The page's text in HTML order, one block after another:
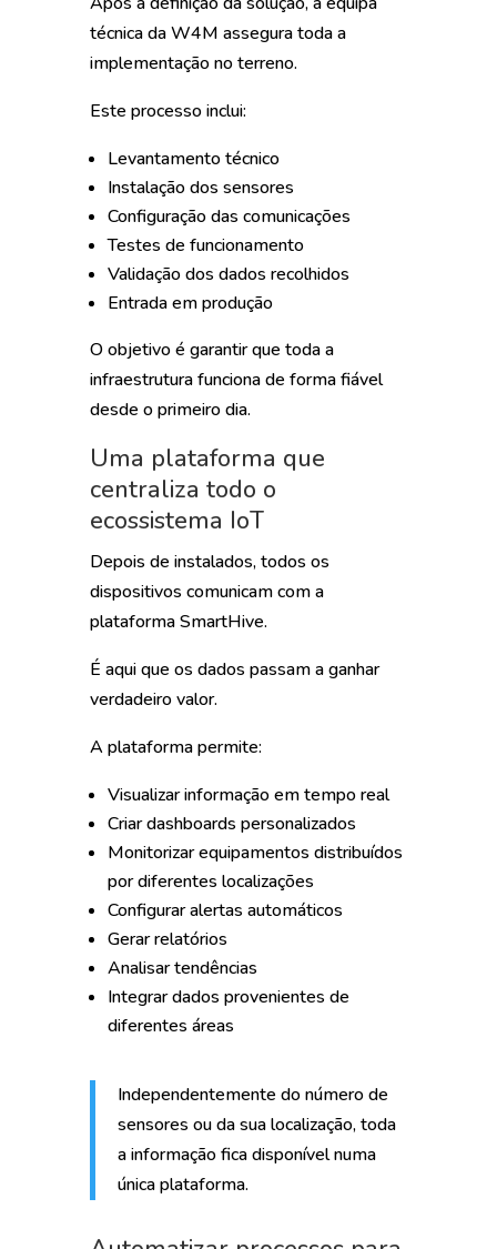
técnica da W4M assegura toda a
implementação no terreno.
Este processo inclui:
Levantamento técnico
Instalação dos sensores
Configuração das comunicações
Testes de funcionamento
Validação dos dados recolhidos
Entrada em produção
O objetivo é garantir que toda a
infraestrutura funciona de forma fiável
desde o primeiro dia.
Uma plataforma que
centraliza todo o
ecossistema IoT
Depois de instalados, todos os
dispositivos comunicam com a
plataforma SmartHive.
É aqui que os dados passam a ganhar
verdadeiro valor.
A plataforma permite:
Visualizar informação em tempo real
Criar dashboards personalizados
Monitorizar equipamentos distribuídos
por diferentes localizações
Configurar alertas automáticos
Gerar relatórios
Analisar tendências
Integrar dados provenientes de
diferentes áreas
Independentemente do número de
sensores ou da sua localização, toda
a informação fica disponível numa
única plataforma.